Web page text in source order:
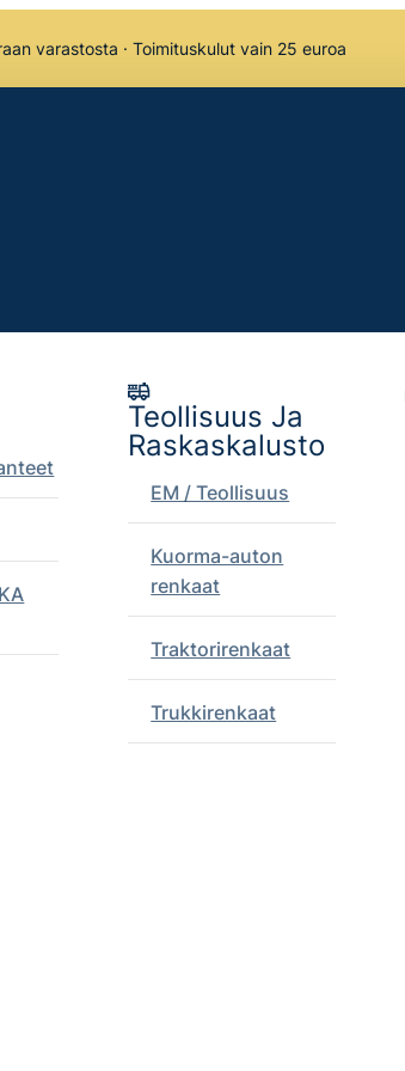
varastosta · Toimituskulut vain 25 euroa
Teollisuus Ja
Raskaskalusto
EM / Teollisuus
Kuorma-auton
renkaat
Traktorirenkaat
Trukkirenkaat